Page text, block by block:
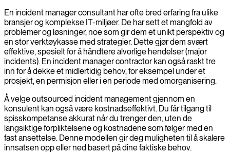
En incident manager consultant har ofte bred erfaring fra ulike
bransjer og komplekse IT-miljøer. De har sett et mangfold av
problemer og løsninger, noe som gir dem et unikt perspektiv og
en stor verktøykasse med strategier. Dette gjør dem svært
effektive, spesielt for å håndtere alvorlige hendelser (major
incidents). En incident manager contractor kan også raskt tre
inn for å dekke et midlertidig behov, for eksempel under et
prosjekt, en permisjon eller i en periode med omorganisering.
Å velge outsourced incident management gjennom en
konsulent kan også være kostnadseffektivt. Du får tilgang til
spisskompetanse akkurat når du trenger den, uten de
langsiktige forpliktelsene og kostnadene som følger med en
fast ansettelse. Denne modellen gir deg muligheten til å skalere
innsatsen opp eller ned basert på dine faktiske behov.